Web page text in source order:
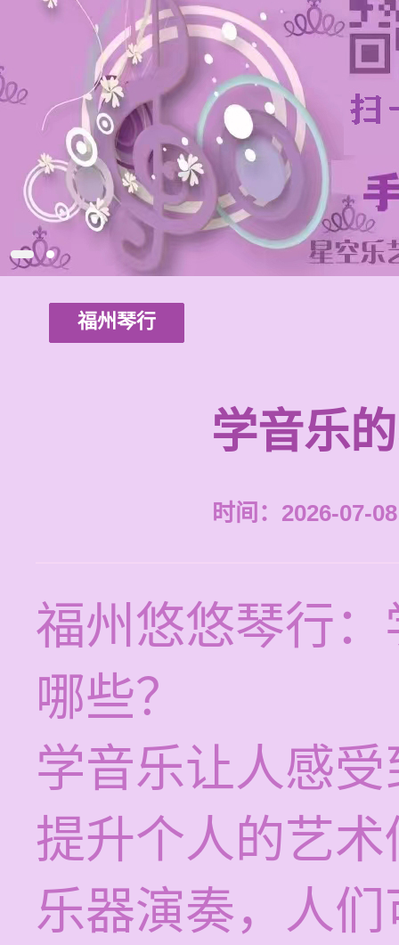
福州琴行
学音乐
时间：2026-07-
福州悠悠琴行
哪些？
学音乐让人感
提升个人的艺
乐器演奏，人